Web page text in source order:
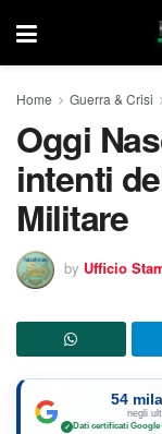
Home Guerra & Crisi
Oggi
intenti
Militare
by Ufficio
54
negli
✓ Dati certificati Google·